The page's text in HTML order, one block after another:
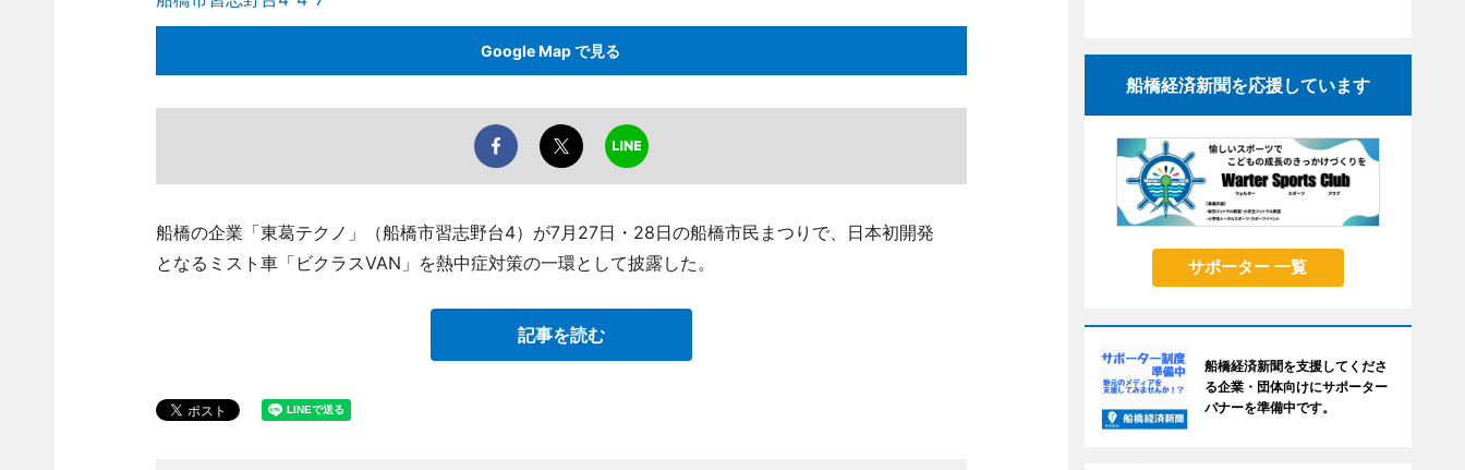
Google Map で見る
船橋の企業「東葛テクノ」（船橋市習志野台4）が7月27日・28日の船橋市民まつりで、日本初開発
となるミスト車「ビクラスVAN」を熱中症対策の一環として披露した。
記事を読む
船橋経済新聞を応援しています
サポーター 一覧
船橋経済新聞を支援してくださ
る企業・団体向けにサポーター
バナーを準備中です。